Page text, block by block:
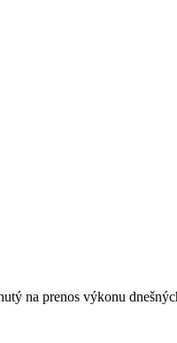
na prenos výkonu